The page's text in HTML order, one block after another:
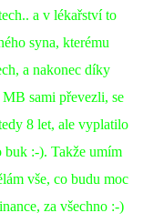
a v lékařství to
syna, kterému
a nakonec díky
sami převezli, se
8 let, ale vyplatilo
buk :-). Takže umím
vše, co budu moc
za všechno :-)